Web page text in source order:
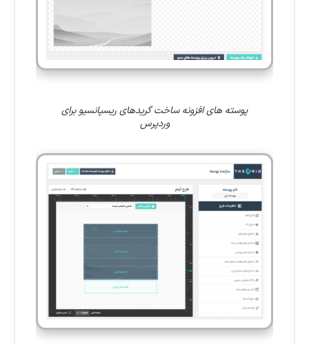
پوسته های افزونه ساخت گریدهای ریسپانسیو برای
وردپرس